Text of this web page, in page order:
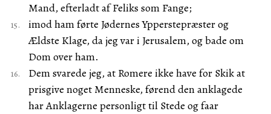
Mand, efterladt af Feliks som Fange;
imod ham førte Jødernes Ypperstepræster og
Ældste Klage, da jeg var i Jerusalem, og bade om
Dom over ham.
Dem svarede jeg, at Romere ikke have for Skik at
prisgive noget Menneske, førend den anklagede
har Anklagerne personligt til Stede og faar